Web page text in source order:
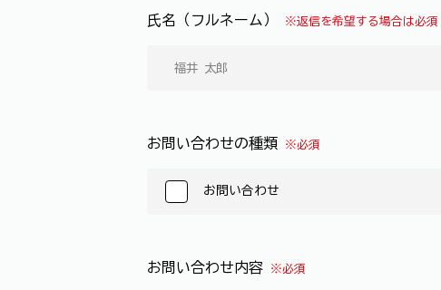
氏名（フルネーム） ※返信を希望する場合は必須
お問い合わせの種類 ※必須
お問い合わせ
お問い合わせ内容 ※必須